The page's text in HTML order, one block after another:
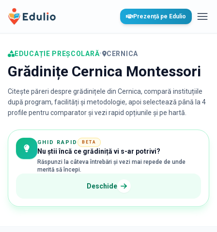
Edulio Prezență pe Edulio
EDUCAȚIE PREȘCOLARĂ• CERNICA
Grădinițe Cernica Montessori
Citește păreri despre grădinițele din Cernica, compară instituțiile
după program, facilități și metodologie, apoi selectează până la 4
profile pentru comparator și vezi rapid opțiunile și pe hartă.
GHID RAPID BETA
Nu știi încă ce grădiniță vi s-ar potrivi?
Răspunzi la câteva întrebări și vezi mai repede de unde
merită să începi.
Deschide